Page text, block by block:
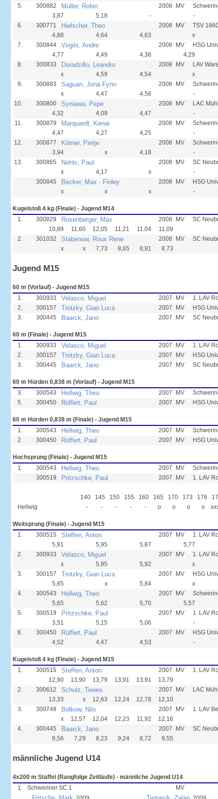
5.
300882 Müller, Robin 2008 MV
3,87
5,18 -
-
6.
300771 Hielscher, Theo 2008 MV
TSV
4,88
4,64 4,63
x
7.
300844 Virgils, Andre 2008 MV
HSG
4,77
4,49 4,38
4,29
8.
300833 Doradzillo, Leandro 2008 MV
LAV
x
4,59 4,54
x
9.
300883 Saguan, Jona Fynn 2008 MV
x
4,47 4,56
-
10.
300800 Syniawa, Pepe 2008 MV
LAC
4,32
4,09 4,47
-
11.
300879 Marquardt, Kenai 2008 MV
4,47
4,27 4,25
-
12.
300877 Körner, Pietje 2008 MV
3,94
x 4,18
-
13.
300865 Nehls, Paul 2008 MV
SC
x
4,17 x
-
300845
Becker, Max - Finley 2008 MV
HSG
x
x x -
Kugelstoß 4 kg (Finale) - Jugend M14
1.
300829 Rosenberger, Max 2008 MV
SC
10,89
11,60 12,05 11,21 11,04
11,09
2.
301032 Stabenow, Roux Rene 2008 MV
SC
x
x 7,73 8,65 8,91 8,73
Jugend M15
60 m (Vorlauf) - Jugend M15
1.
300933 Velasco, Miguel 2007 MV
1. LAV
2.
300157 Trotzky, Gian Luca 2007 MV
HSG
3.
300445 Baarck, Jano 2007 MV SC
60 m (Finale) - Jugend M15
1.
300933 Velasco, Miguel 2007 MV
1. LAV
2.
300157 Trotzky, Gian Luca 2007 MV
HSG
3.
300445 Baarck, Jano 2007 MV SC
60 m Hürden 0,838 m (Vorlauf) - Jugend M15
3.
300543 Hellwig, Theo 2007 MV
5.
300450 Rüffert, Paul 2007 MV HSG
60 m Hürden 0,838 m (Finale) - Jugend M15
1.
300543 Hellwig, Theo 2007 MV
2.
300450 Rüffert, Paul 2007 MV HSG
Hochsprung (Finale) - Jugend M15
1.
300543 Hellwig, Theo 2007 MV
300519
Pritzschke, Paul 2007 MV 1. LAV
140 145 150 155 160 165 170 173 176
Hellwig
- - - - - o o o o
Weitsprung (Finale) - Jugend M15
1.
300515 Steffen, Anton 2007 MV
1. LAV
5,91
5,95 5,87
5,77
2.
300933 Velasco, Miguel 2007 MV
1. LAV
x
5,95 5,92
x
3.
300157 Trotzky, Gian Luca 2007 MV
HSG
5,85
x 5,84
x
4.
300543 Hellwig, Theo 2007 MV
5,65
5,62 5,70
5,57
5.
300519 Pritzschke, Paul 2007 MV
1. LAV
3,51
5,15 5,06
-
6.
300450 Rüffert, Paul 2007 MV
HSG
4,52
4,47 4,53 -
Kugelstoß 4 kg (Finale) - Jugend M15
1.
300515 Steffen, Anton 2007 MV
1. LAV
12,90
13,90 13,79 13,91 13,91
13,79
2.
300612 Schulz, Tewes 2007 MV
LAC
13,33
x 12,63 12,24 12,78
12,10
3.
300748 Bölkow, Nilo 2007 MV
1. LAV
x
12,57 12,04 12,23 11,92
12,16
4.
300445 Baarck, Jano 2007 MV
SC
8,56
7,29 8,23 9,24 8,72 9,55
männliche Jugend U14
4x200 m Staffel (Rangfolge Zeitläufe) - männliche Jugend U14
1.
Schweriner SC 1 MV